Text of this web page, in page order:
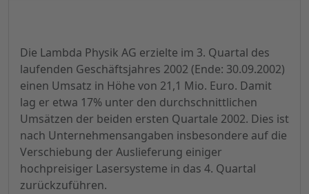
Die Lambda Physik AG erzielte im 3. Quartal des
laufenden Geschäftsjahres 2002 (Ende: 30.09.2002)
einen Umsatz in Höhe von 21,1 Mio. Euro. Damit
lag er etwa 17% unter den durchschnittlichen
Umsätzen der beiden ersten Quartale 2002. Dies ist
nach Unternehmensangaben insbesondere auf die
Verschiebung der Auslieferung einiger
hochpreisiger Lasersysteme in das 4. Quartal
zurückzuführen.